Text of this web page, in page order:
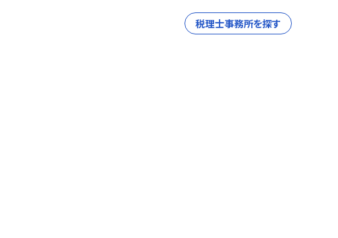
税理士事務所を探す